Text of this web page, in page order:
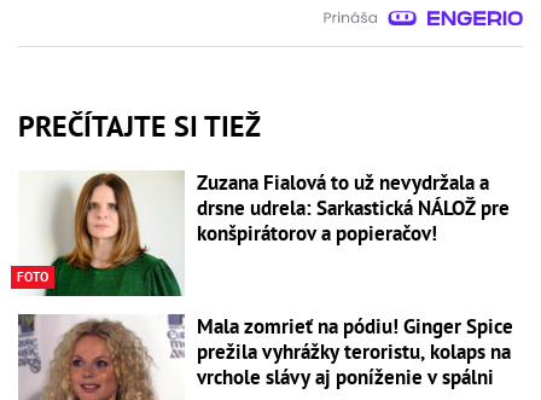
PREČÍTAJTE SI TIEŽ
FOTO
Zuzana Fialová to už nevydržala a
drsne udrela: Sarkastická NÁLOŽ pre
konšpirátorov a popieračov!
Mala zomrieť na pódiu! Ginger Spice
prežila vyhrážky teroristu, kolaps na
vrchole slávy aj poníženie v spálni